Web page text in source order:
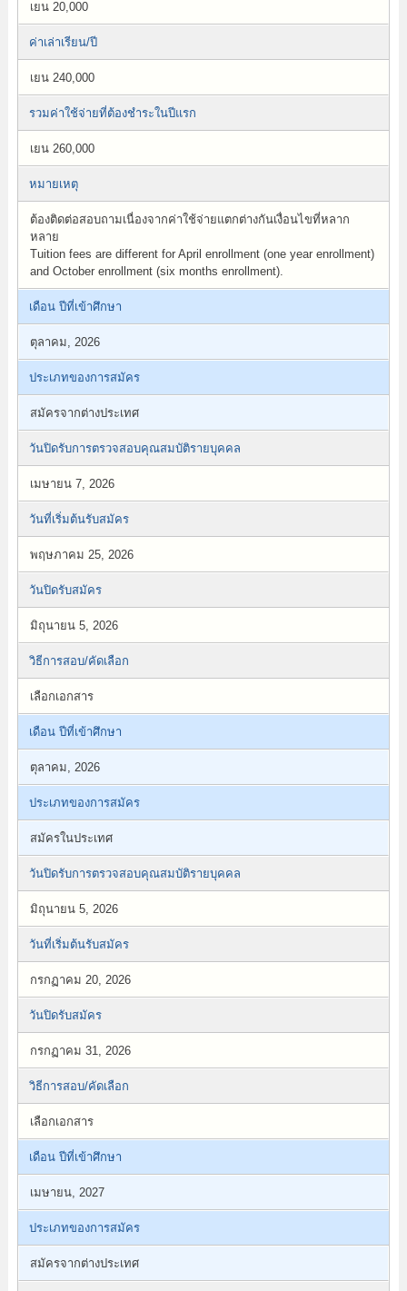
เยน 20,000
ค่าเล่าเรียน/ปี
เยน 240,000
รวมค่าใช้จ่ายที่ต้องชำระในปีแรก
เยน 260,000
หมายเหตุ
ต้องติดต่อสอบถามเนื่องจากค่าใช้จ่ายแตกต่างกันเงื่อนไขที่หลาก
หลาย
Tuition fees are different for April enrollment (one year enrollment)
and October enrollment (six months enrollment).
เดือน ปีที่เข้าศึกษา
ตุลาคม, 2026
ประเภทของการสมัคร
สมัครจากต่างประเทศ
วันปิดรับการตรวจสอบคุณสมบัติรายบุคคล
เมษายน 7, 2026
วันที่เริ่มต้นรับสมัคร
พฤษภาคม 25, 2026
วันปิดรับสมัคร
มิถุนายน 5, 2026
วิธีการสอบ/คัดเลือก
เลือกเอกสาร
เดือน ปีที่เข้าศึกษา
ตุลาคม, 2026
ประเภทของการสมัคร
สมัครในประเทศ
วันปิดรับการตรวจสอบคุณสมบัติรายบุคคล
มิถุนายน 5, 2026
วันที่เริ่มต้นรับสมัคร
กรกฏาคม 20, 2026
วันปิดรับสมัคร
กรกฏาคม 31, 2026
วิธีการสอบ/คัดเลือก
เลือกเอกสาร
เดือน ปีที่เข้าศึกษา
เมษายน, 2027
ประเภทของการสมัคร
สมัครจากต่างประเทศ